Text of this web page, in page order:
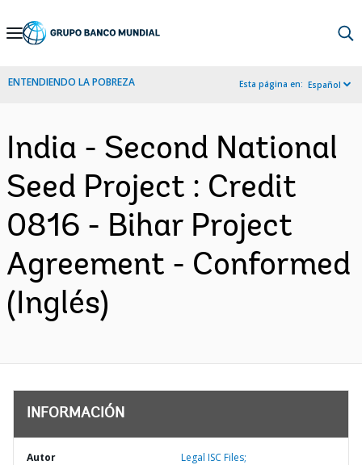
Skip
Navigation
ENTENDIENDO LA POBREZA Esta página en: Español
India - Second National
Seed Project : Credit
0816 - Bihar Project
Agreement - Conformed
(Inglés)
INFORMACIÓN
Autor Legal ISC Files;